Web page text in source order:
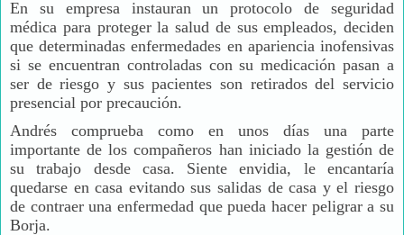
En su empresa instauran un protocolo de seguridad
médica para proteger la salud de sus empleados, deciden
que determinadas enfermedades en apariencia inofensivas
si se encuentran controladas con su medicación pasan a
ser de riesgo y sus pacientes son retirados del servicio
presencial por precaución.
Andrés comprueba como en unos días una parte
importante de los compañeros han iniciado la gestión de
su trabajo desde casa. Siente envidia, le encantaría
quedarse en casa evitando sus salidas de casa y el riesgo
de contraer una enfermedad que pueda hacer peligrar a su
Borja.